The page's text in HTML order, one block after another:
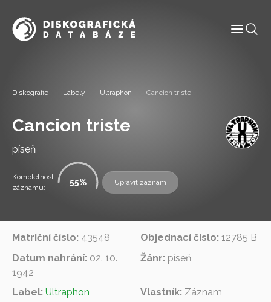
Slovník pojmů
Kontakt
Diskografie Labely Ultraphon Cancion triste
Cancion triste
píseň
Kompletnost
záznamu:
55 Upravit záznam
Matriční číslo: 43548 Objednací číslo: 12785 B
Datum nahrání: 02. 10.
1942
Žánr: píseň
Label: Ultraphon Vlastník: Záznam